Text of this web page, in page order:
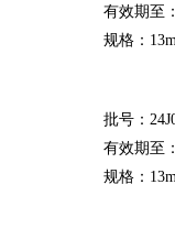
有效期至
规格：
批号：
有效期至
规格：